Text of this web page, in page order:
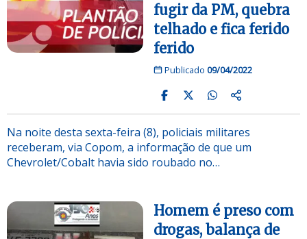
fugir da PM, quebra
telhado e fica ferido
ferido
Publicado 09/04/2022
Na noite desta sexta-feira (8), policiais militares
receberam, via Copom, a informação de que um
Chevrolet/Cobalt havia sido roubado no…
Homem é preso com
drogas, balança de